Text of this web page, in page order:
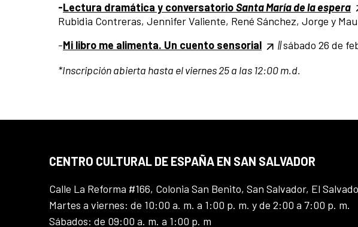
-Lectura dramática y conversatorioSanta María de la espera
Rubidia Contreras, Jennifer Valiente, René Sánchez, Jorge y
-Mi libro me alimenta. Un cuento sensorial ||sábado 26 de
*Inscripción abierta hasta el viernes 25 a las 12:00 m.d.
CENTRO CULTURAL DE ESPAÑA EN SAN SALVADOR
Calle La Reforma #166, Colonia San Benito, San Salvador, El
Martes a viernes: de 10:00 a. m. a 1:00 p. m. y de 2:00 a 7:00 p. m.
Sábados: de 09:00 a. m. a 1:00 p. m